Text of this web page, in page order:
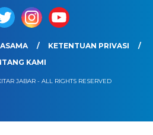
KETENTUAN PRIVASI
KAMI
JABAR - ALL RIGHTS RESERVED